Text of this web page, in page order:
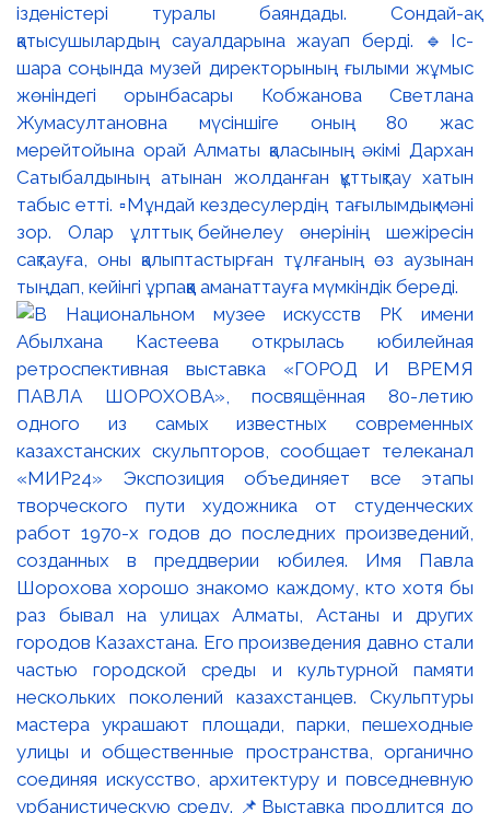
ізденістері туралы баяндады. Сондай-ақ
қатысушылардың сауалдарына жауап берді. 🔹Іс-
шара соңында музей директорының ғылыми жұмыс
жөніндегі орынбасары Кобжанова Светлана
Жумасултановна мүсіншіге оның 80 жас
мерейтойына орай Алматы қаласының әкімі Дархан
Сатыбалдының атынан жолданған құттықтау хатын
табыс етті. ▫️Мұндай кездесулердің тағылымдық мәні
зор. Олар ұлттық бейнелеу өнерінің шежіресін
сақтауға, оны қалыптастырған тұлғаның өз аузынан
тыңдап, кейінгі ұрпаққа аманаттауға мүмкіндік береді.